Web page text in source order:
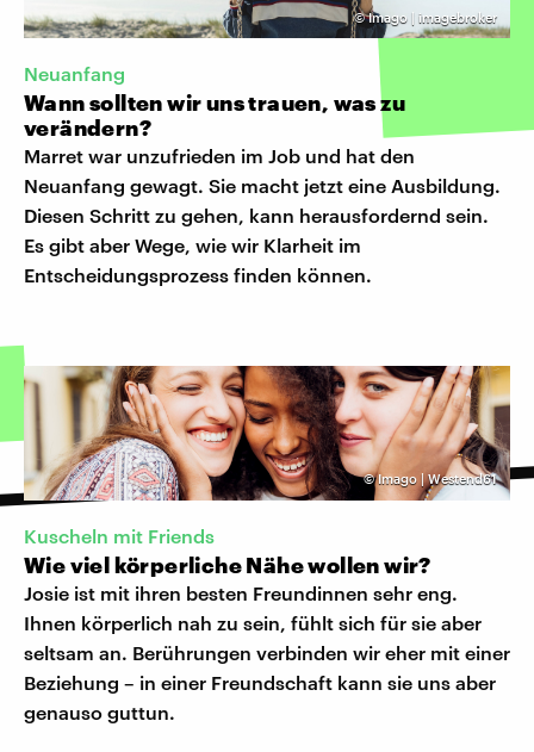
©Imago | imagebroker
Neuanfang
Wann sollten wir uns trauen, was zu
verändern?
Marret war unzufrieden im Job und hat den
Neuanfang gewagt. Sie macht jetzt eine Ausbildung.
Diesen Schritt zu gehen, kann herausfordernd sein.
Es gibt aber Wege, wie wir Klarheit im
Entscheidungsprozess finden können.
©Imago | Westend61
Kuscheln mit Friends
Wie viel körperliche Nähe wollen wir?
Josie ist mit ihren besten Freundinnen sehr eng.
Ihnen körperlich nah zu sein, fühlt sich für sie aber
seltsam an. Berührungen verbinden wir eher mit einer
Beziehung – in einer Freundschaft kann sie uns aber
genauso guttun.